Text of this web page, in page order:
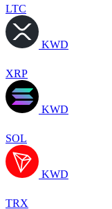
LTC
KWD
XRP
KWD
SOL
KWD
TRX